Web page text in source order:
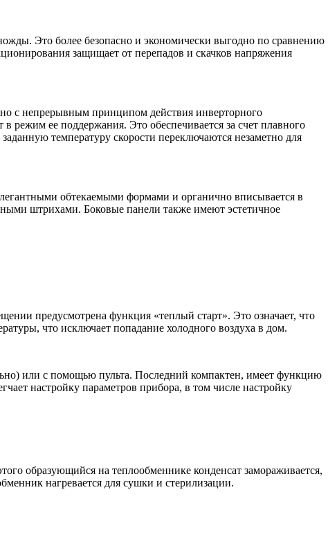
Это более безопасно и экономически выгодно по сравнению
защищает от перепадов и скачков напряжения
с непрерывным принципом действия инверторного
режим ее поддержания. Это обеспечивается за счет плавного
температуру скорости переключаются незаметно для
обтекаемыми формами и органично вписывается в
штрихами. Боковые панели также имеют эстетичное
предусмотрена функция «теплый старт». Это означает, что
что исключает попадание холодного воздуха в дом.
или с помощью пульта. Последний компактен, имеет функцию
настройку параметров прибора, в том числе настройку
образующийся на теплообменнике конденсат замораживается,
нагревается для сушки и стерилизации.